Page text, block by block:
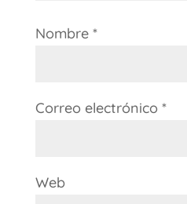
Nombre *
Correo electrónico *
Web